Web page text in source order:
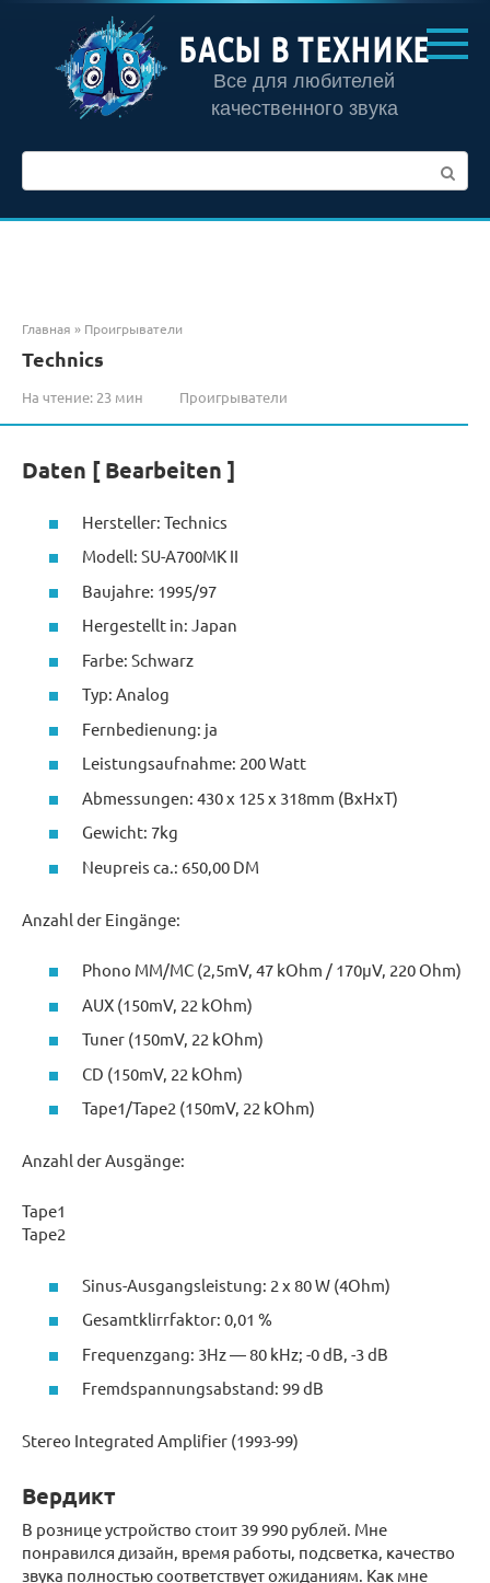
контенту
БАСЫ В ТЕХНИКЕ
Все для любителей
качественного звука
Главная » Проигрыватели
Technics
На чтение: 23 мин Проигрыватели
Daten [ Bearbeiten ]
Hersteller: Technics
Modell: SU-A700MK II
Baujahre: 1995/97
Hergestellt in: Japan
Farbe: Schwarz
Typ: Analog
Fernbedienung: ja
Leistungsaufnahme: 200 Watt
Abmessungen: 430 x 125 x 318mm (BxHxT)
Gewicht: 7kg
Neupreis ca.: 650,00 DM
Anzahl der Eingänge:
Phono MM/MC (2,5mV, 47 kOhm / 170μV, 220 Ohm)
AUX (150mV, 22 kOhm)
Tuner (150mV, 22 kOhm)
CD (150mV, 22 kOhm)
Tape1/Tape2 (150mV, 22 kOhm)
Anzahl der Ausgänge:
Tape1
Tape2
Sinus-Ausgangsleistung: 2 x 80 W (4Ohm)
Gesamtklirrfaktor: 0,01 %
Frequenzgang: 3Hz — 80 kHz; -0 dB, -3 dB
Fremdspannungsabstand: 99 dB
Stereo Integrated Amplifier (1993-99)
Вердикт
В рознице устройство стоит 39 990 рублей. Мне
понравился дизайн, время работы, подсветка, качество
звука полностью соответствует ожиданиям. Как мне